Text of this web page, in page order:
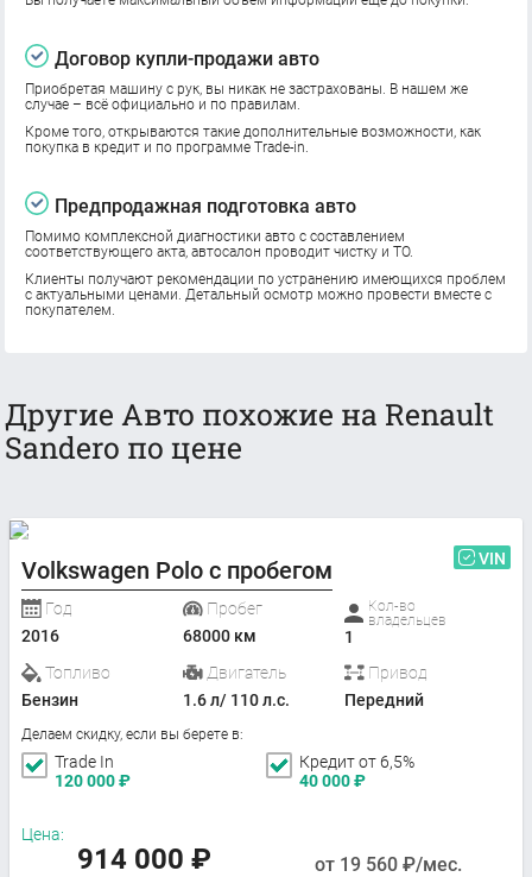
Договор купли-продажи авто
Приобретая машину с рук, вы никак не застрахованы. В нашем же
случае – всё официально и по правилам.
Кроме того, открываются такие дополнительные возможности, как
покупка в кредит и по программе Trade-in.
Предпродажная подготовка авто
Помимо комплексной диагностики авто с составлением
соответствующего акта, автосалон проводит чистку и ТО.
Клиенты получают рекомендации по устранению имеющихся проблем
с актуальными ценами. Детальный осмотр можно провести вместе с
покупателем.
Другие Авто похожие на Renault
Sandero по цене
Volkswagen Polo с пробегом VIN
Год
2016
Пробег
68000 км
Кол-во
владельцев
1
Топливо
Бензин
Двигатель
1.6 л/ 110 л.с.
Привод
Передний
Делаем скидку, если вы берете в:
Trade In
120 000₽
Кредит от 6,5%
40 000₽
Цена:
914 000 ₽ от 19 560 ₽/мес.